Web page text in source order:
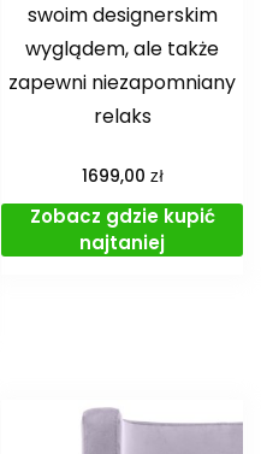
swoim designerskim
wyglądem, ale także
zapewni niezapomniany
relaks
1699,00 zł
Zobacz gdzie kupić
najtaniej